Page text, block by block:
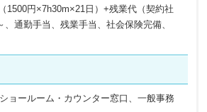
1500円×7h30m×21日）+残業代（契約社
、通勤手当、残業手当、社会保険完備、
ョールーム・カウンター窓口、一般事務